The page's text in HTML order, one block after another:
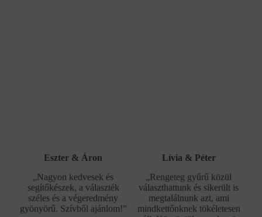
Eszter & Áron
„Nagyon kedvesek és
segítőkészek, a választék
széles és a végeredmény
gyönyörű. Szívből ajánlom!”
Lívia & Péter
„Rengeteg gyűrű közül
választhattunk és sikerült is
megtalálnunk azt, ami
mindkettőnknek tökéletesen